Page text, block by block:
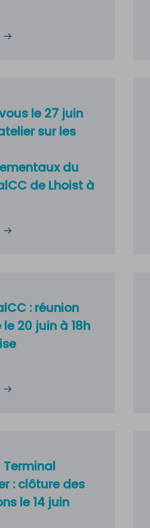
le 27 juin
sur les
du
de Lhoist à
: réunion
20 juin à 18h
: clôture des
le 14 juin